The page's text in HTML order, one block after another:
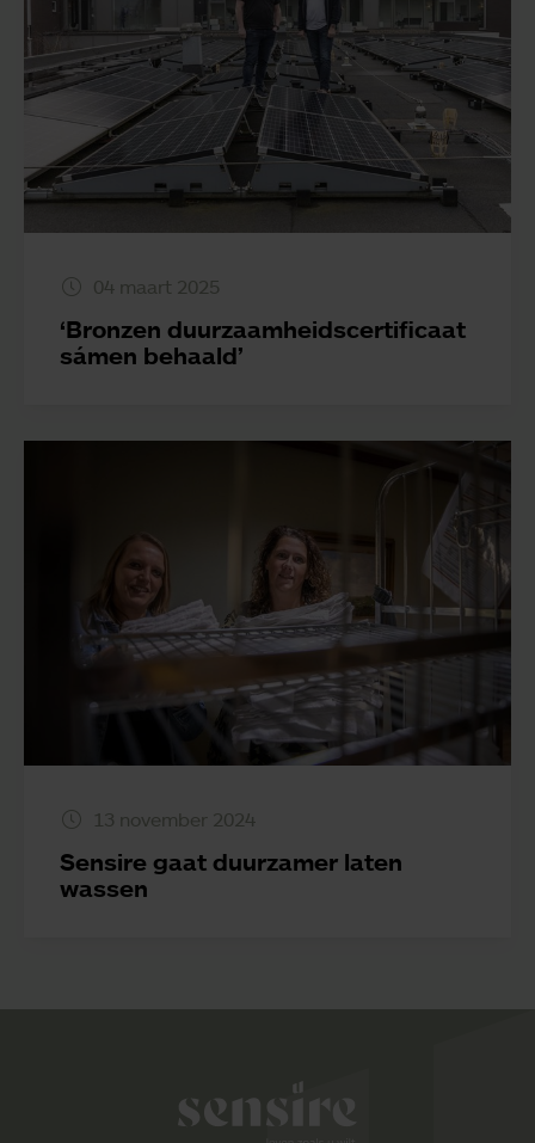
04 maart 2025
‘Bronzen duurzaamheidscertificaat
sámen behaald’
13 november 2024
Sensire gaat duurzamer laten
wassen